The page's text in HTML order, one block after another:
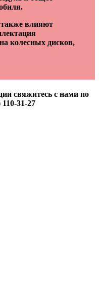
также влияют
колесных дисков,
свяжитесь с нами по
31-27